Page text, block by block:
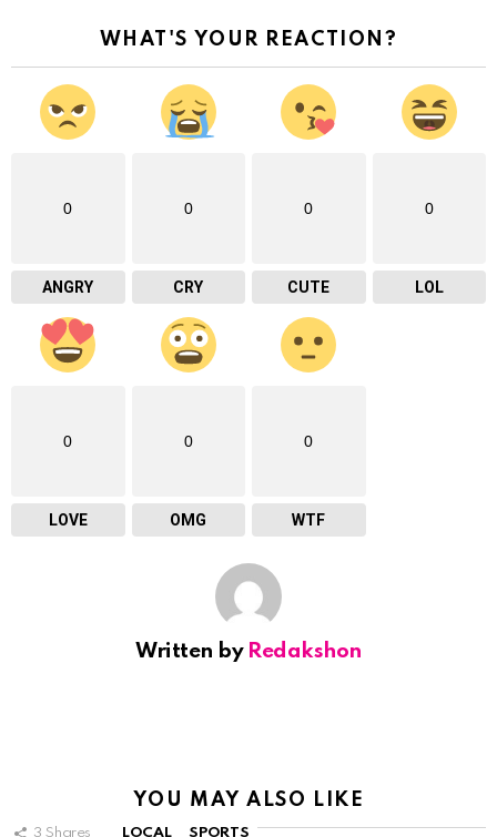
WHAT'S YOUR REACTION?
0
ANGRY
0
CRY
0
CUTE
0
LOL
0
LOVE
0
OMG
0
WTF
Written by Redakshon
YOU MAY ALSO LIKE
3 Shares LOCAL SPORTS